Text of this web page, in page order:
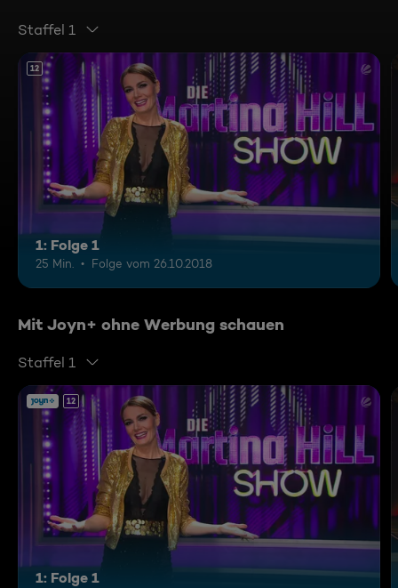
Staffel 1
12
1: Folge 1
25 Min. Folge vom 26.10.2018
Mit Joyn+ ohne Werbung schauen
Staffel 1
12
1: Folge 1